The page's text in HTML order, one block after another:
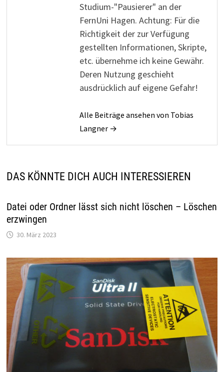
Studium-"Pausierer" an der
FernUni Hagen. Achtung: Für die
Richtigkeit der zur Verfügung
gestellten Informationen, Skripte,
etc. übernehme ich keine Gewähr.
Deren Nutzung geschieht
ausdrücklich auf eigene Gefahr!
Alle Beiträge ansehen von Tobias
Langner →
DAS KÖNNTE DICH AUCH INTERESSIEREN
Datei oder Ordner lässt sich nicht löschen – Löschen
erzwingen
30. März 2023